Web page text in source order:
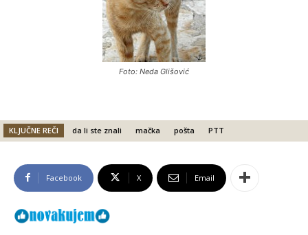
Foto: Neda Glišović
KLJUČNE REČI da li ste znali mačka pošta PTT
Facebook X Email